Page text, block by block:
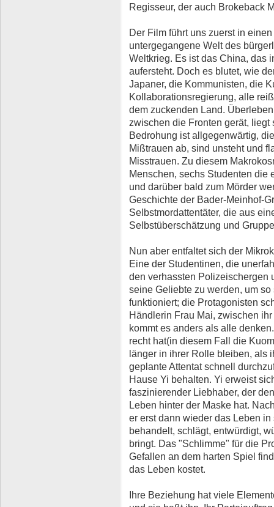
Regisseur, der auch Brokeback
Der Film führt uns zuerst in
untergegangene Welt des
Weltkrieg. Es ist das China, das
aufersteht. Doch es blutet, wie
Japaner, die Kommunisten, die
Kollaborationsregierung, alle
dem zuckenden Land.
zwischen die Fronten gerät,
Bedrohung ist allgegenwärtig,
Mißtrauen ab, sind unsteht und
Misstrauen. Zu diesem
Menschen, sechs Studenten die
und darüber bald zum Mörder
Geschichte der Bader-Meinhof-
Selbstmordattentäter, die aus
Selbstüberschätzung und
Nun aber entfaltet sich der
Eine der Studentinen, die
den verhassten Polizeischergen
seine Geliebte zu werden, um
funktioniert; die Protagonisten
Händlerin Frau Mai, zwischen
kommt es anders als alle
recht hat(in diesem Fall die
länger in ihrer Rolle bleiben, als
geplante Attentat schnell
Hause Yi behalten. Yi erweist
faszinierender Liebhaber, der
Leben hinter der Maske hat.
er erst dann wieder das Leben
behandelt, schlägt, entwürdigt,
bringt. Das "Schlimme" für die
Gefallen an dem harten Spiel
das Leben kostet.
Ihre Beziehung hat viele